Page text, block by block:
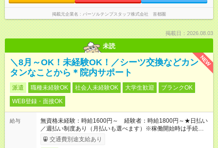
掲載元企業名 パーソルテンプスタッフ株式会社 首都圏
掲載日：2026.08.03
未読
NEW
＼8月～OK！未経験OK！／シーツ交換などカン
タンなことから＊院内サポート
派遣 職種未経験OK 社会人未経験OK 大学生歓迎
ブランクOK
WEB登録・面接OK
給与
無資格未経験：時給1600円～ 経験者：時給1800円～★日払い
／週払い制度あり（月払いも選べます）※稼働開始時は手続き完
了次第のお支払いとなります。
交通費別途支給あり